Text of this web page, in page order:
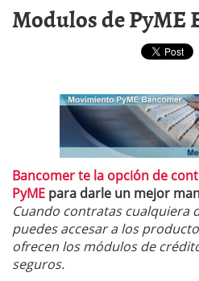
Modulos de PyME
Bancomer te la opción de
PyME para darle un mejor
Cuando contratas cualquiera
puedes accesar a los
ofrecen los módulos de
seguros.